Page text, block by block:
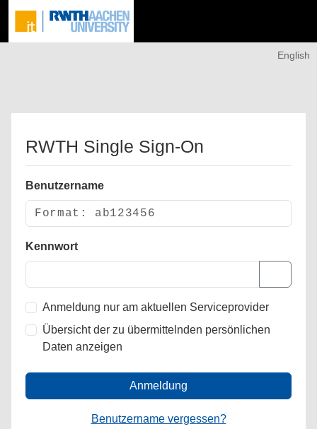
English
RWTH Single Sign-On
Benutzername
Kennwort
Anmeldung nur am aktuellen Serviceprovider
Übersicht der zu übermittelnden persönlichen
Daten anzeigen
Anmeldung
Benutzername vergessen?